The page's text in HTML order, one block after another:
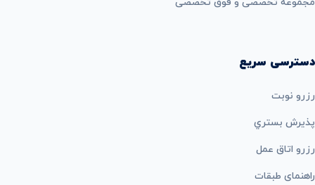
دسترسی سریع
رزرو نوبت
پذيرش بستري
رزرو اتاق عمل
راهنمای طبقات